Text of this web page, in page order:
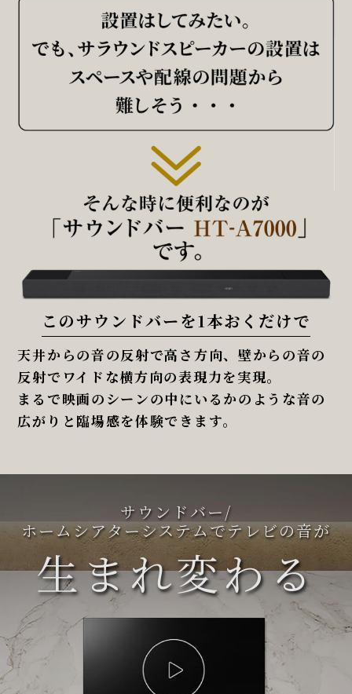
このサウンドバーを1本おくだけで
天井からの音の反射で高さ方向、 壁からの音の
反射でワイドな横方向の表現力を実現。
まるで映画のシーンの中にいるかのような音の
広がりと臨場感を体験できます。
サウンドバー/
ホームシアターシステムでテレビの音が
生まれ変わる